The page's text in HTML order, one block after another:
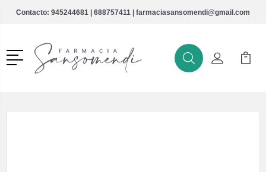
Contacto: 945244681 | 688757411 | farmaciasansomendi@gmail.com
Menú
BuscarMi Cuenta
Mi